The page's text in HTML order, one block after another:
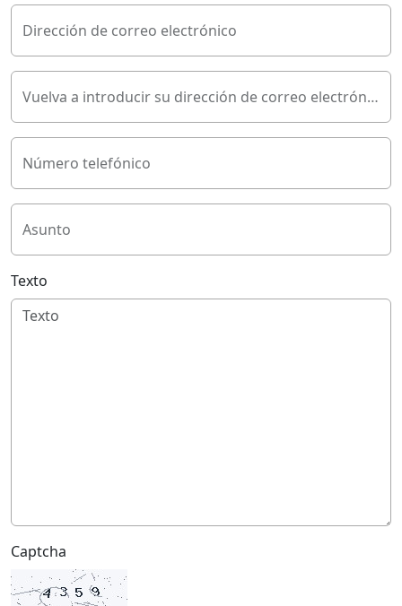
Dirección de correo electrónico
Vuelva a introducir su dirección de correo electrónico
Número telefónico
Asunto
Texto
Captcha